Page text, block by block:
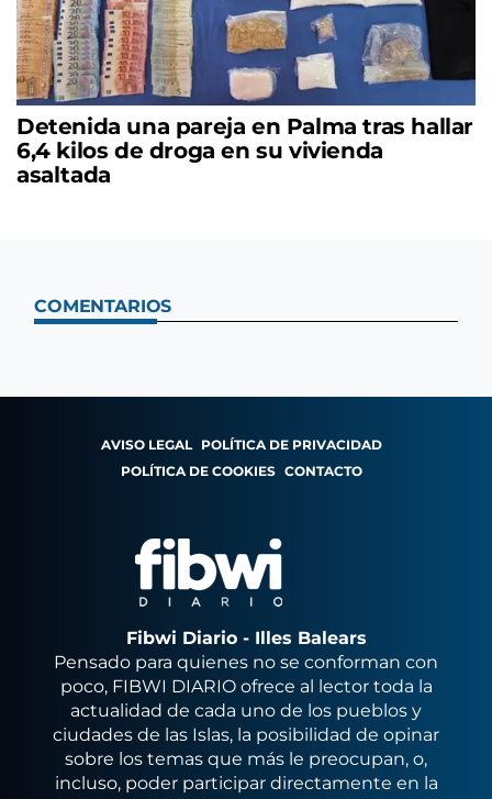
Detenida una pareja en Palma tras hallar
6,4 kilos de droga en su vivienda
asaltada
COMENTARIOS
AVISO LEGAL POLÍTICA DE PRIVACIDAD
POLÍTICA DE COOKIES CONTACTO
Fibwi Diario - Illes Balears
Pensado para quienes no se conforman con
poco, FIBWI DIARIO ofrece al lector toda la
actualidad de cada uno de los pueblos y
ciudades de las Islas, la posibilidad de opinar
sobre los temas que más le preocupan, o,
incluso, poder participar directamente en la